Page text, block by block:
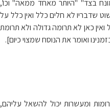
בצד" "היותר מאחד ממאה" וכו',
שדבריו לא חלים כלל ואין כלל על
כאן לא תרומה גדולה ולא תרומת
ואומר את הנוסח שמצוי כיום].
ומעשרות יכול להשאל עליהם,